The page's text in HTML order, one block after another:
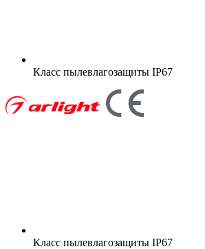
Класс пылевлагозащиты IP67
Класс пылевлагозащиты IP67